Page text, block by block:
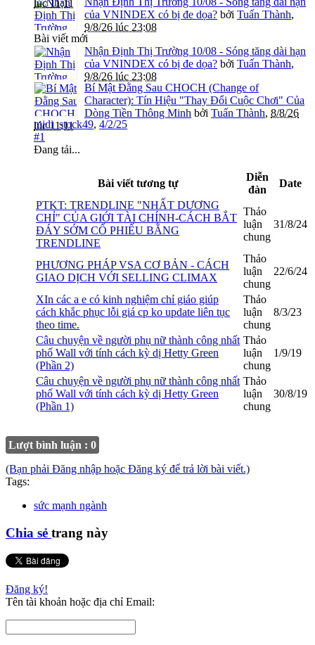
lúc 11:11
của VNINDEX có bị đe dọa? bởi Tuấn Thành,
9/8/26 lúc 23:08
Bài viết mới
Nhận Định Thị Trường 10/08 - Sóng tăng dài hạn
của VNINDEX có bị đe dọa? bởi Tuấn Thành,
9/8/26 lúc 23:08
Bí Mật Đằng Sau CHOCH (Change of
Character): Tín Hiệu "Thay Đổi Cuộc Chơi" Của
Dòng Tiền Thông Minh bởi Tuấn Thành, 8/8/26
lúc 11:11
midi_stock49, 4/2/25
#1
Đang tải...
Bài viết tương tự
Diễn
đàn
Date
PTKT: TRENDLINE "NHẤT DƯƠNG
CHỈ" CỦA GIỚI TÀI CHÍNH-CÁCH BẮT
ĐÁY SỚM CỔ PHIẾU BẰNG
TRENDLINE
Thảo
luận
chung
31/8/24
PHƯƠNG PHÁP VSA CƠ BẢN - CÁCH
GIAO DỊCH VỚI SELLING CLIMAX
Thảo
luận
chung
22/6/24
XIn các a e có kinh nghiệm chỉ giáo giúp
cách khắc phục lỗi giá cp ko update liên tục
theo time.
Thảo
luận
chung
8/3/23
Câu chuyện về người phụ nữ thành công nhất
phố Wall với tính cách kỳ dị Hetty Green
(Phần 2)
Thảo
luận
chung
1/9/19
Câu chuyện về người phụ nữ thành công nhất
phố Wall với tính cách kỳ dị Hetty Green
(Phần 1)
Thảo
luận
chung
30/8/19
Lượt bình luận : 0
(Bạn phải Đăng nhập hoặc Đăng ký để trả lời bài viết.)
Tags:
sức mạnh ngành
Chia sẻ trang này
Đăng ký!
Tên tài khoản hoặc địa chỉ Email: